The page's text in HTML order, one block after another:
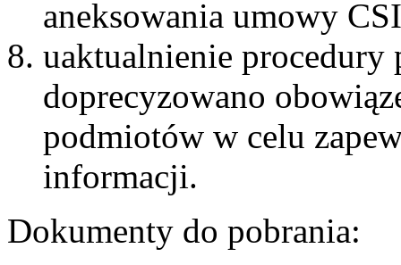
aneksowania umowy
uaktualnienie procedury
doprecyzowano
podmiotów w celu
informacji.
Dokumenty do pobrania: